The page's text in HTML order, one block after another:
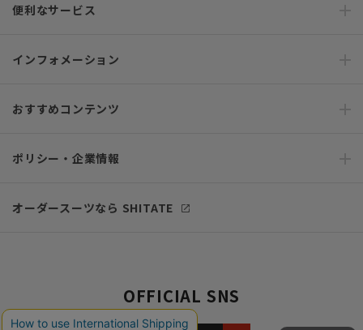
便利なサービス
インフォメーション
おすすめコンテンツ
ポリシー・企業情報
オーダースーツなら SHITATE
OFFICIAL SNS